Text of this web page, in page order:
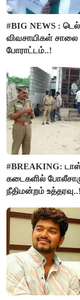
#BIG NEWS :
விவசாயிகள் சாலை
போராட்டம்..!
#BREAKING:
கடைகளில்
நீதிமன்றம்